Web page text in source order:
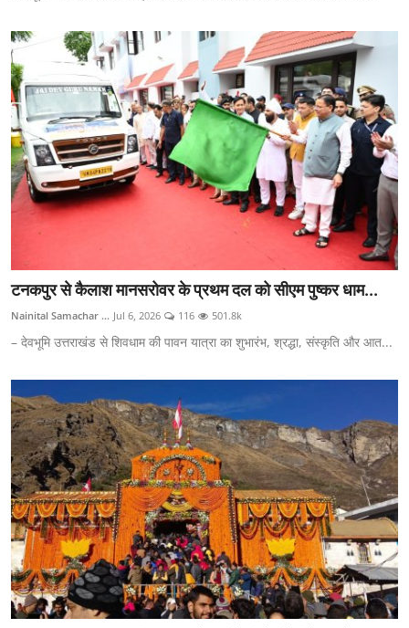
टनकपुर से कैलाश मानसरोवर के प्रथम दल को सीएम पुष्कर धाम...
Nainital Samachar ... Jul 6, 2026 116 501.8k
– देवभूमि उत्तराखंड से शिवधाम की पावन यात्रा का शुभारंभ, श्रद्धा, संस्कृति और आत...